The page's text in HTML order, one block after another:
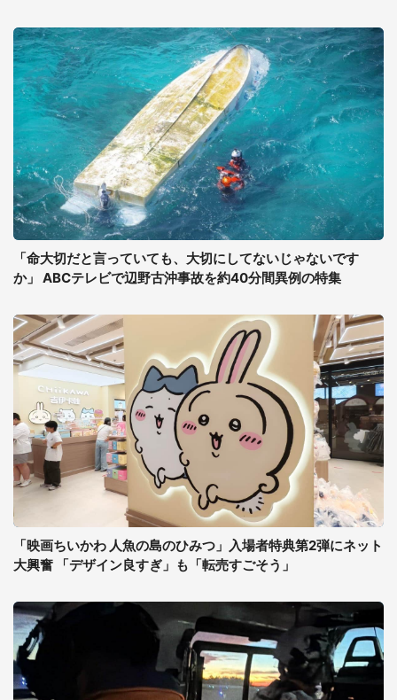
「命大切だと言っていても、大切にしてないじゃないです
か」 ABCテレビで辺野古沖事故を約40分間異例の特集
「映画ちいかわ 人魚の島のひみつ」入場者特典第2弾にネット
大興奮 「デザイン良すぎ」も「転売すごそう」